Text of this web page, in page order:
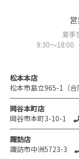
夏季
9:30～18:00
松本本店
松本市島立965-1（合
岡谷本町店
岡谷市本町3-10-1
諏訪店
諏訪市中洲5723-3